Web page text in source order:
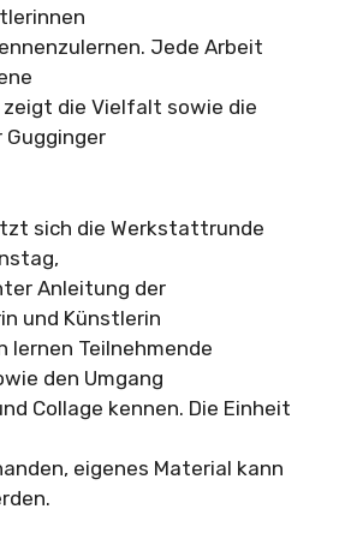
Jede Arbeit
die Vielfalt sowie die
Gugginger
sich die Werkstattrunde
Anleitung der
und Künstlerin
lernen Teilnehmende
den Umgang
Collage kennen. Die Einheit
eigenes Material kann